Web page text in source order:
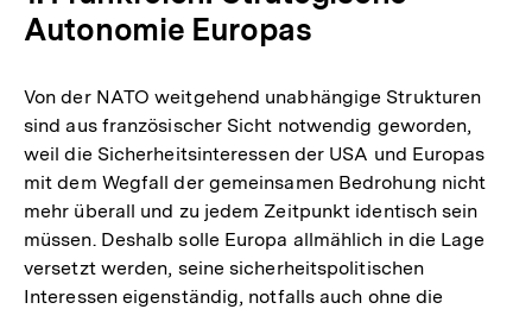
Autonomie Europas
Von der NATO weitgehend unabhängige Strukturen
sind aus französischer Sicht notwendig geworden,
weil die Sicherheitsinteressen der USA und Europas
mit dem Wegfall der gemeinsamen Bedrohung nicht
mehr überall und zu jedem Zeitpunkt identisch sein
müssen. Deshalb solle Europa allmählich in die Lage
versetzt werden, seine sicherheitspolitischen
Interessen eigenständig, notfalls auch ohne die